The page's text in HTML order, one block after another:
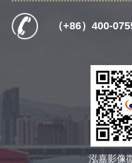
（+86）400-
泓嘉影像